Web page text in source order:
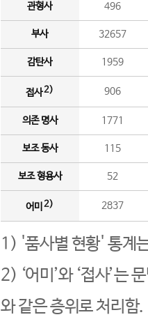
관형사 496
부사 32657
감탄사 1959
접사2) 906
의존 명사 1771
보조 동사 115
보조 형용사 52
어미 2) 2837
1) '품사별 현황' 통계
2) ‘어미’와 ‘접사’는
와 같은 층위로 처리함.